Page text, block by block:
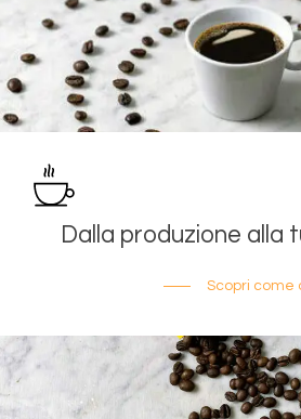
Dalla produzione alla
Scopri come